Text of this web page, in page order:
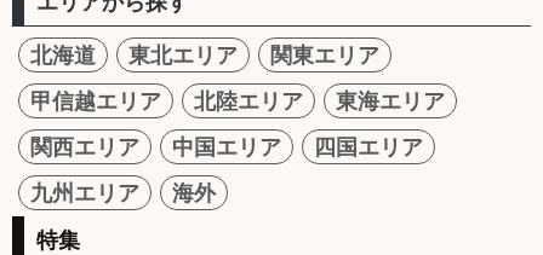
北海道 東北エリア
関東エリア
甲信越エリア
北陸エリア
東海エリア
関西エリア
中国エリア
四国エリア
九州エリア
海外
特集